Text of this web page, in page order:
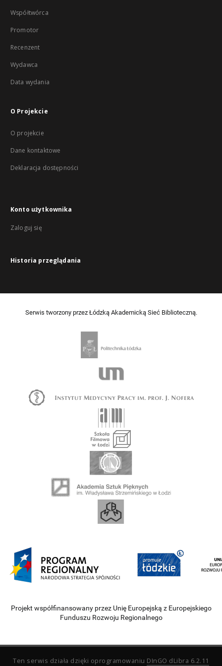
Współtwórca
Promotor
Recenzent
Wydawca
Data wydania
O Projekcie
O projekcie
Dane kontaktowe
Deklaracja dostępności
Konto użytkownika
Zaloguj się
Historia przeglądania
Serwis tworzony przez Łódzką Akademicką Sieć Biblioteczną.
Projekt współfinansowany przez Unię Europejską z Europejskiego
Funduszu Rozwoju Regionalnego
Ten serwis działa dzięki oprogramowaniu DInGO dLibra 6.2.11